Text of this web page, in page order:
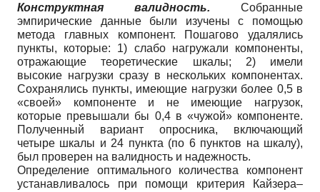
Конструктная валидность. Собранные
эмпирические данные были изучены с помощью
метода главных компонент. Пошагово удалялись
пункты, которые: 1) слабо нагружали компоненты,
отражающие теоретические шкалы; 2) имели
высокие нагрузки сразу в нескольких компонентах.
Сохранялись пункты, имеющие нагрузки более 0,5 в
«своей» компоненте и не имеющие нагрузок,
которые превышали бы 0,4 в «чужой» компоненте.
Полученный вариант опросника, включающий
четыре шкалы и 24 пункта (по 6 пунктов на шкалу),
был проверен на валидность и надежность.
Определение оптимального количества компонент
устанавливалось при помощи критерия Кайзера–